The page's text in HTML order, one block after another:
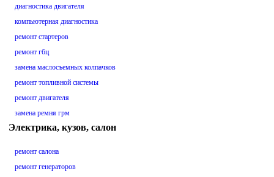
диагностика двигателя
компьютерная диагностика
ремонт стартеров
ремонт гбц
замена маслосъемных колпачков
ремонт топливной системы
ремонт двигателя
замена ремня грм
Электрика, кузов, салон
ремонт салона
ремонт генераторов